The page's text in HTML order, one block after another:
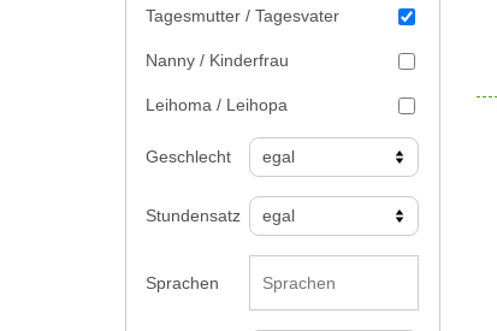
Tagesmutter / Tagesvater
Nanny / Kinderfrau
Leihoma / Leihopa
Geschlecht
Stundensatz
Sprachen